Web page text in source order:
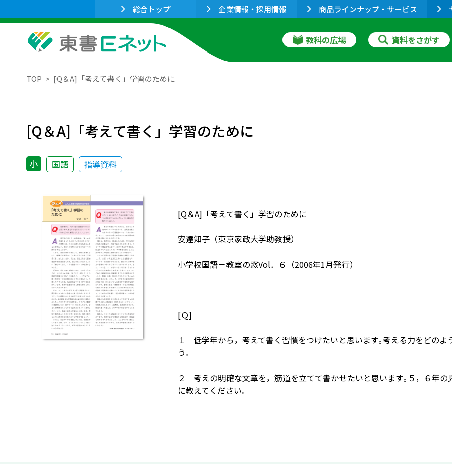
総合トップ 企業情報・採用情報 商品ラインナップ・サービス
教科の広場 資料をさがす
TOP [Q＆A]「考えて書く」学習のために
[Q＆A]「考えて書く」学習のために
小 国語 指導資料
[Q＆A]「考えて書く」学習のために
安達知子（東京家政大学助教授）
小学校国語－教室の窓Vol．６（2006年1月発行）
[Ｑ]
１ 低学年から，考えて書く習慣をつけたいと思います｡考える力をどのよ
う。
２ 考えの明確な文章を，筋道を立てて書かせたいと思います｡５，６年
に教えてください｡